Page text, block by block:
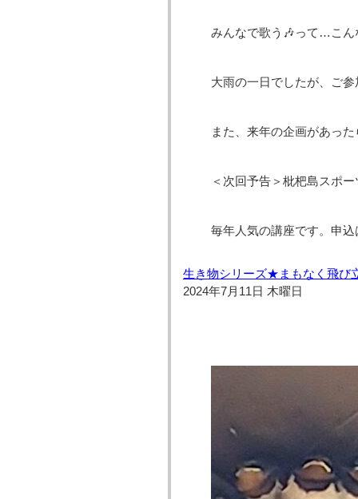
みんなで歌う🎶って…こん
大雨の一日でしたが、ご
また、来年の企画があっ
＜次回予告＞枇杷島スポ
毎年人気の講座です。申
生き物シリーズ★まもなく飛び
2024年7月11日 木曜日